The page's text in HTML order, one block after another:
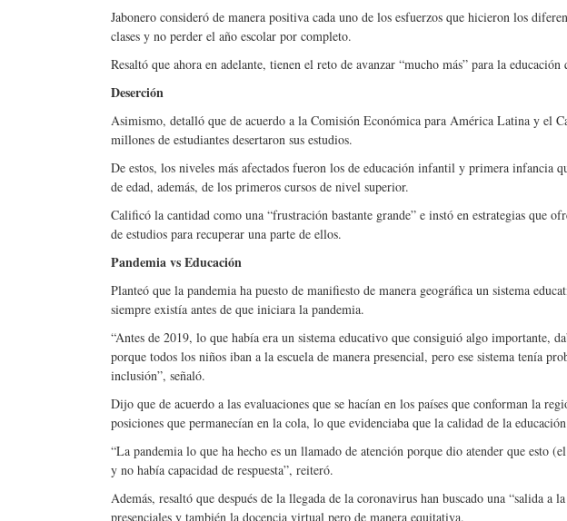
Jabonero consideró de manera positiva cada uno de los esfuerzos que hicieron los
clases y no perder el año escolar por completo.
Resaltó que ahora en adelante, tienen el reto de avanzar “mucho más” para la
Deserción
Asimismo, detalló que de acuerdo a la Comisión Económica para América Latina y el
millones de estudiantes desertaron sus estudios.
De estos, los niveles más afectados fueron los de educación infantil y primera infancia
de edad, además, de los primeros cursos de nivel superior.
Calificó la cantidad como una “frustración bastante grande” e instó en estrategias que
de estudios para recuperar una parte de ellos.
Pandemia vs Educación
Planteó que la pandemia ha puesto de manifiesto de manera geográfica un sistema
siempre existía antes de que iniciara la pandemia.
“Antes de 2019, lo que había era un sistema educativo que consiguió algo importante,
porque todos los niños iban a la escuela de manera presencial, pero ese sistema tenía
inclusión”, señaló.
Dijo que de acuerdo a las evaluaciones que se hacían en los países que conforman la
posiciones que permanecían en la cola, lo que evidenciaba que la calidad de la
“La pandemia lo que ha hecho es un llamado de atención porque dio atender que esto
y no había capacidad de respuesta”, reiteró.
Además, resaltó que después de la llegada de la coronavirus han buscado una “salida a
presenciales y también la docencia virtual pero de manera equitativa.